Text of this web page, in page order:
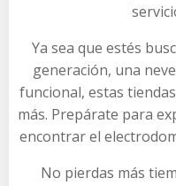
Ya sea que estés
generación, una
funcional, estas
más. Prepárate para
encontrar el
No pierdas más